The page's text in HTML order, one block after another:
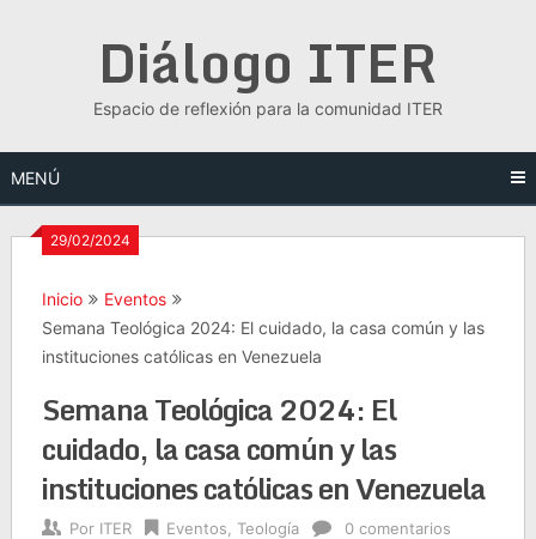
Diálogo ITER
Espacio de reflexión para la comunidad ITER
MENÚ
29/02/2024
Inicio
Eventos
Semana Teológica 2024: El cuidado, la casa común y las
instituciones católicas en Venezuela
Semana Teológica 2024: El
cuidado, la casa común y las
instituciones católicas en Venezuela
Por ITER Eventos Teología 0 comentarios